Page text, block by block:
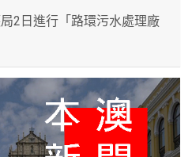
日進行「路環污水處理廠